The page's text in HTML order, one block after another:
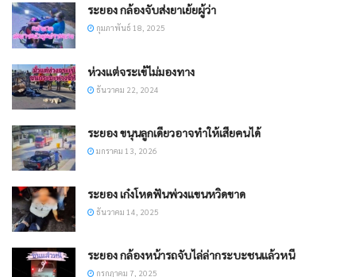
ระยอง กล้องจับส่งยาเย้ยผู้ว่า
กุมภาพันธ์ 18, 2025
ห่วงแต่จระเข้ไม่มองทาง
ธันวาคม 22, 2024
ระยอง ขนุนลูกเดียวอาจทำให้เสียคนได้
มกราคม 13, 2026
ระยอง เก๋งโหดฟันพ่วงแขนหวิดขาด
ธันวาคม 14, 2025
ระยอง กล้องหน้ารถจับไล่ล่ากระบะชนแล้วหนี
กรกฎาคม 7, 2025